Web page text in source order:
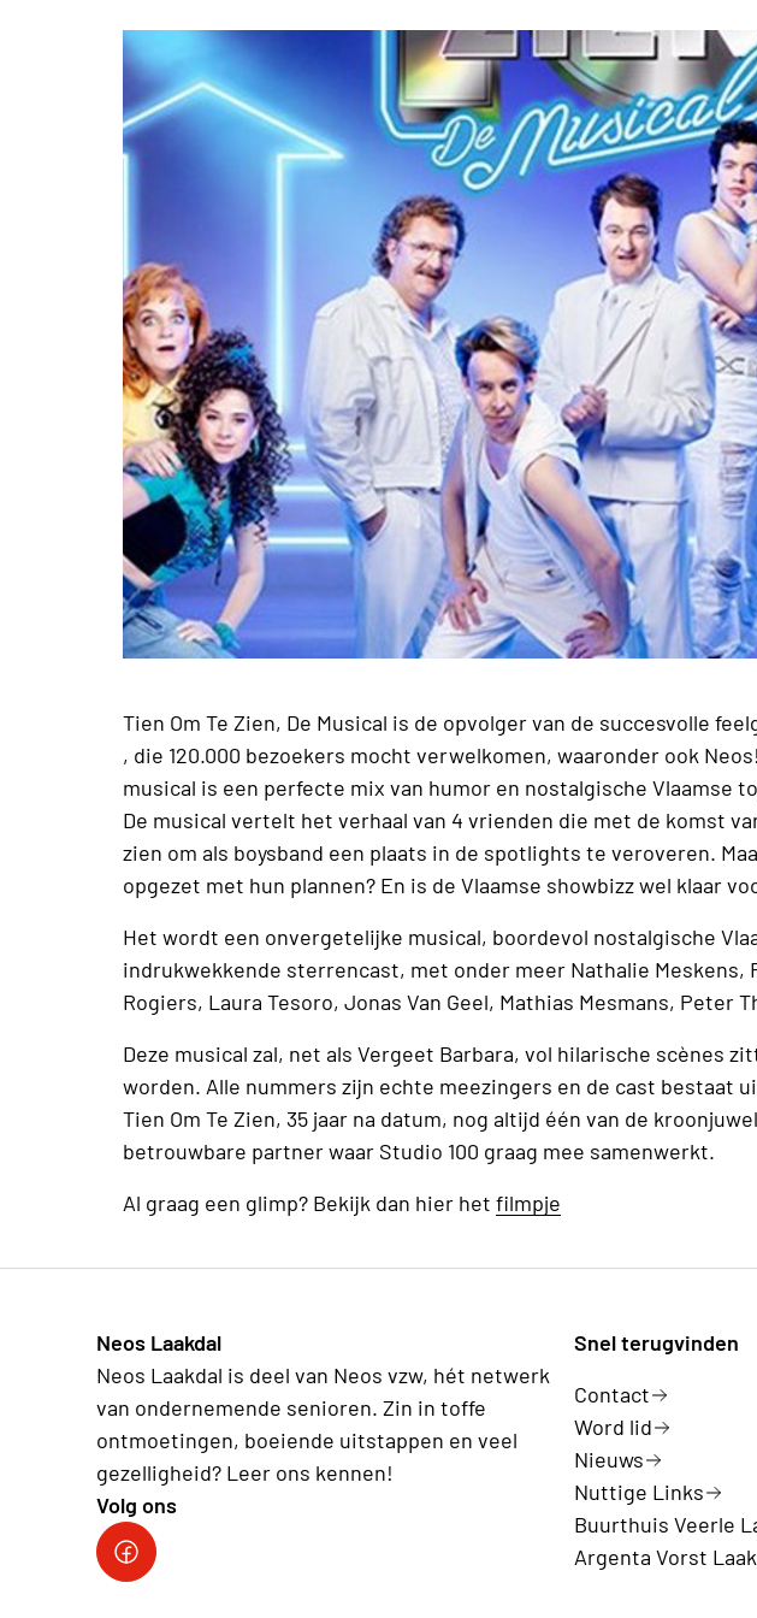
Tien Om Te Zien, De Musical is de opvolger van de succesvolle
, die 120.000 bezoekers mocht verwelkomen, waaronder ook
musical is een perfecte mix van humor en nostalgische Vlaamse
De musical vertelt het verhaal van 4 vrienden die met de komst
zien om als boysband een plaats in de spotlights te veroveren.
opgezet met hun plannen? En is de Vlaamse showbizz wel klaar
Het wordt een onvergetelijke musical, boordevol nostalgische
indrukwekkende sterrencast, met onder meer Nathalie Meskens,
Rogiers, Laura Tesoro, Jonas Van Geel, Mathias Mesmans, Peter
Deze musical zal, net als Vergeet Barbara, vol hilarische scènes
worden. Alle nummers zijn echte meezingers en de cast bestaat
Tien Om Te Zien, 35 jaar na datum, nog altijd één van de
betrouwbare partner waar Studio 100 graag mee samenwerkt.
Al graag een glimp? Bekijk dan hier het filmpje
Neos Laakdal
Neos Laakdal is deel van Neos vzw, hét netwerk
van ondernemende senioren. Zin in toffe
ontmoetingen, boeiende uitstappen en veel
gezelligheid? Leer ons kennen!
Volg ons
Neos Laakdal
Snel terugvinden
Contact
Word lid
Nieuws
Nuttige Links
Buurthuis Veerle
Argenta Vorst